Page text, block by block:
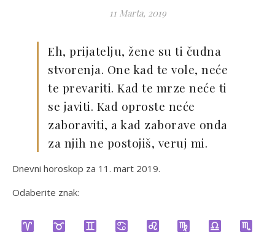
11 Marta, 2019
Eh, prijatelju, žene su ti čudna
stvorenja. One kad te vole, neće
te prevariti. Kad te mrze neće ti
se javiti. Kad oproste neće
zaboraviti, a kad zaborave onda
za njih ne postojiš, veruj mi.
Dnevni horoskop za 11. mart 2019.
Odaberite znak: